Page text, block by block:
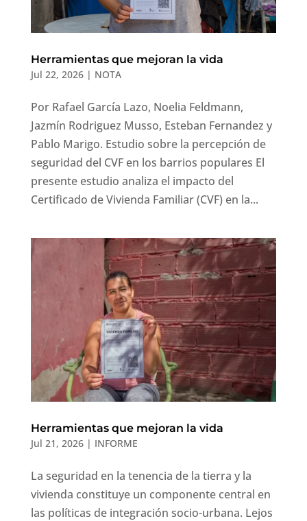
Herramientas que mejoran la vida
Jul 22, 2026| NOTA
Por Rafael García Lazo, Noelia Feldmann,
Jazmín Rodriguez Musso, Esteban Fernandez y
Pablo Marigo. Estudio sobre la percepción de
seguridad del CVF en los barrios populares El
presente estudio analiza el impacto del
Certificado de Vivienda Familiar (CVF) en la...
Herramientas que mejoran la vida
Jul 21, 2026| INFORME
La seguridad en la tenencia de la tierra y la
vivienda constituye un componente central en
las políticas de integración socio-urbana. Lejos